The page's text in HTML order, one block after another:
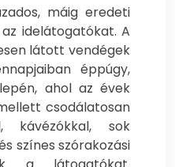
máig eredeti
idelátogatókat. A
látott vendégek
éppúgy,
ahol az évek
csodálatosan
kávézókkal, sok
színes szórakozási